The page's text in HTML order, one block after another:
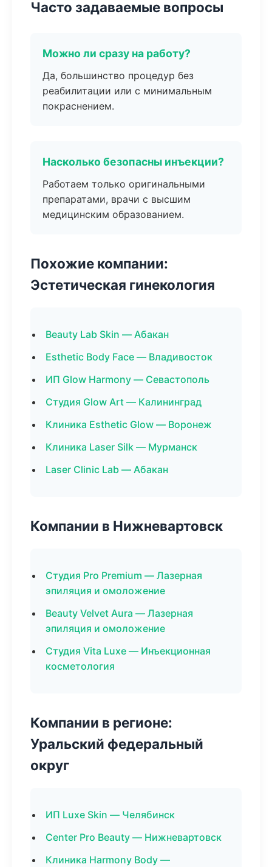
Часто задаваемые вопросы
Можно ли сразу на работу?
Да, большинство процедур без
реабилитации или с минимальным
покраснением.
Насколько безопасны инъекции?
Работаем только оригинальными
препаратами, врачи с высшим
медицинским образованием.
Похожие компании:
Эстетическая гинекология
Beauty Lab Skin — Абакан
Esthetic Body Face — Владивосток
ИП Glow Harmony — Севастополь
Студия Glow Art — Калининград
Клиника Esthetic Glow — Воронеж
Клиника Laser Silk — Мурманск
Laser Clinic Lab — Абакан
Компании в Нижневартовск
Студия Pro Premium — Лазерная
эпиляция и омоложение
Beauty Velvet Aura — Лазерная
эпиляция и омоложение
Студия Vita Luxe — Инъекционная
косметология
Компании в регионе:
Уральский федеральный
округ
ИП Luxe Skin — Челябинск
Center Pro Beauty — Нижневартовск
Клиника Harmony Body —